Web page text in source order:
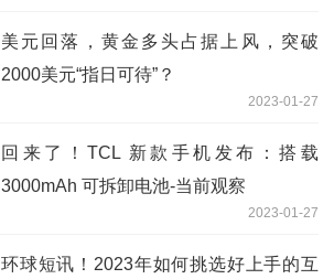
美元回落，黄金多头占据上风，突破
2000美元“指日可待”？
2023-01-27
回来了！TCL 新款手机发布：搭载
3000mAh 可拆卸电池-当前观察
2023-01-27
环球短讯！2023年如何挑选好上手的互